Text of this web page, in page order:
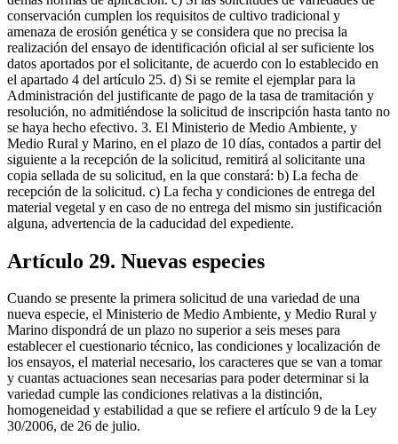
conservación cumplen los requisitos de cultivo tradicional y
amenaza de erosión genética y se considera que no precisa la
realización del ensayo de identificación oficial al ser suficiente los
datos aportados por el solicitante, de acuerdo con lo establecido en
el apartado 4 del artículo 25. d) Si se remite el ejemplar para la
Administración del justificante de pago de la tasa de tramitación y
resolución, no admitiéndose la solicitud de inscripción hasta tanto no
se haya hecho efectivo. 3. El Ministerio de Medio Ambiente, y
Medio Rural y Marino, en el plazo de 10 días, contados a partir del
siguiente a la recepción de la solicitud, remitirá al solicitante una
copia sellada de su solicitud, en la que constará: b) La fecha de
recepción de la solicitud. c) La fecha y condiciones de entrega del
material vegetal y en caso de no entrega del mismo sin justificación
alguna, advertencia de la caducidad del expediente.
Artículo 29. Nuevas especies
Cuando se presente la primera solicitud de una variedad de una
nueva especie, el Ministerio de Medio Ambiente, y Medio Rural y
Marino dispondrá de un plazo no superior a seis meses para
establecer el cuestionario técnico, las condiciones y localización de
los ensayos, el material necesario, los caracteres que se van a tomar
y cuantas actuaciones sean necesarias para poder determinar si la
variedad cumple las condiciones relativas a la distinción,
homogeneidad y estabilidad a que se refiere el artículo 9 de la Ley
30/2006, de 26 de julio.